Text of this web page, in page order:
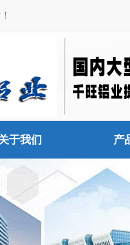
于我们 产